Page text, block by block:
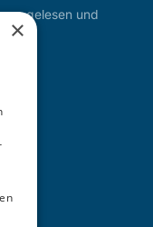
gelesen und
×